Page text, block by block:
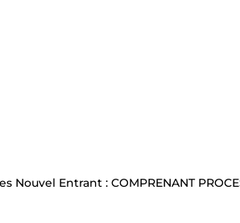
Entrant : COMPRENANT